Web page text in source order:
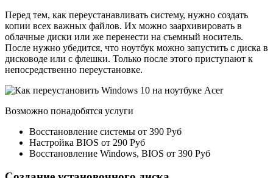
Перед тем, как переустанавливать систему, нужно создать
копии всех важных файлов. Их можно заархивировать в
облачные диски или же перенести на съемный носитель.
После нужно убедится, что ноутбук можно запустить с диска в
дисководе или с флешки. Только после этого приступают к
непосредственно переустановке.
Возможно понадобятся услуги
Восстановление системы от 390 Руб
Настройка BIOS от 290 Руб
Восстановление Windows, BIOS от 390 Руб